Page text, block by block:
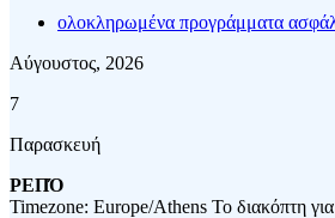
ολοκληρωμένα προγράμματα
Αύγουστος, 2026
7
Παρασκευή
ΡΕΠΌ
Timezone: Europe/Athens Το διακόπτη